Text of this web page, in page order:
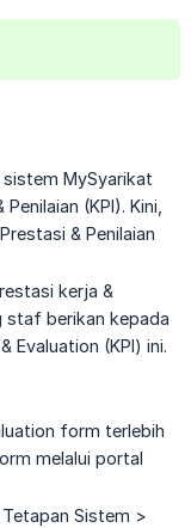
MySyarikat
(KPI). Kini,
& Penilaian
kerja &
staf berikan kepada
Evaluation (KPI) ini.
form terlebih
melalui portal
Sistem >